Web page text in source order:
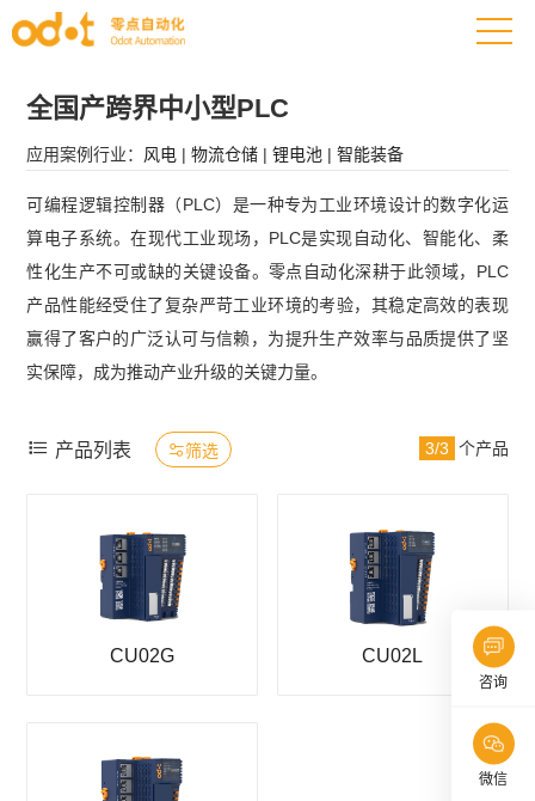
咨询
微信
全国产跨界中小型PLC
应用案例行业： 风电 |物流仓储 |锂电池 |智能装备
可编程逻辑控制器（PLC）是一种专为工业环境设计的数字化运
算电子系统。在现代工业现场，PLC是实现自动化、智能化、柔
性化生产不可或缺的关键设备。零点自动化深耕于此领域，PLC
产品性能经受住了复杂严苛工业环境的考验，其稳定高效的表现
赢得了客户的广泛认可与信赖，为提升生产效率与品质提供了坚
实保障，成为推动产业升级的关键力量。
 产品列表 筛选 3/3 个产品
CU02G CU02L